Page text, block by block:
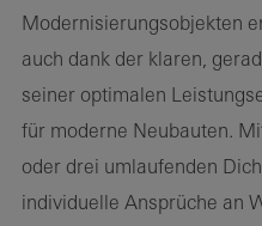
Modernisierungsobjekten
auch dank der klaren,
seiner optimalen
für moderne Neubauten.
oder drei umlaufenden
individuelle Ansprüche an